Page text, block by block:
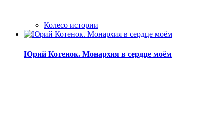
Колесо истории
Юрий Котенок. Монархия в сердце моём